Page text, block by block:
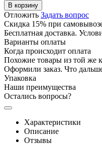
В корзину
Отложить Задать вопрос
Скидка 15% при
Бесплатная доставка.
Варианты оплаты
Когда происходит оплата
Похожие товары из той же
Оформили заказ. Что
Упаковка
Наши преимущества
Остались вопросы?
Характеристики
Описание
Отзывы